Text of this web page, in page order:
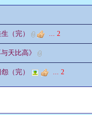
（完） ... 2
天比高》
（完） ... 2